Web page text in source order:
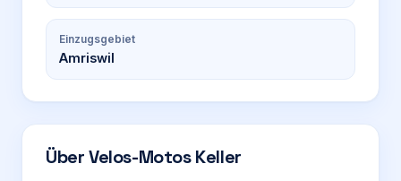
Einzugsgebiet
Amriswil
ÜberVelos-Motos Keller